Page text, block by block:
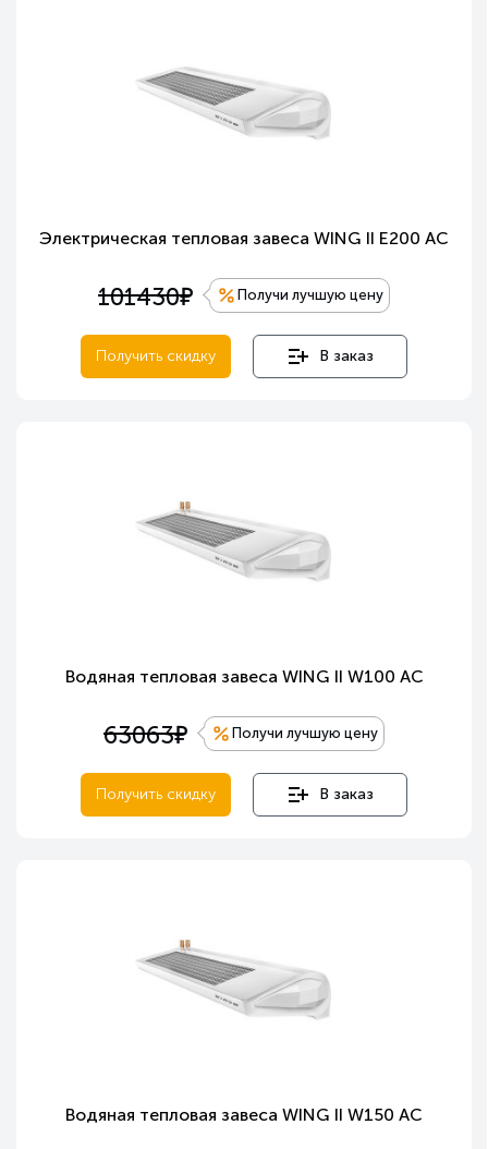
Электрическая тепловая завеса WING II E200 AC
101430е Получи лучшую цену
Получить скидку В заказ
Водяная тепловая завеса WING II W100 AC
63063е Получи лучшую цену
Получить скидку В заказ
Водяная тепловая завеса WING II W150 AC